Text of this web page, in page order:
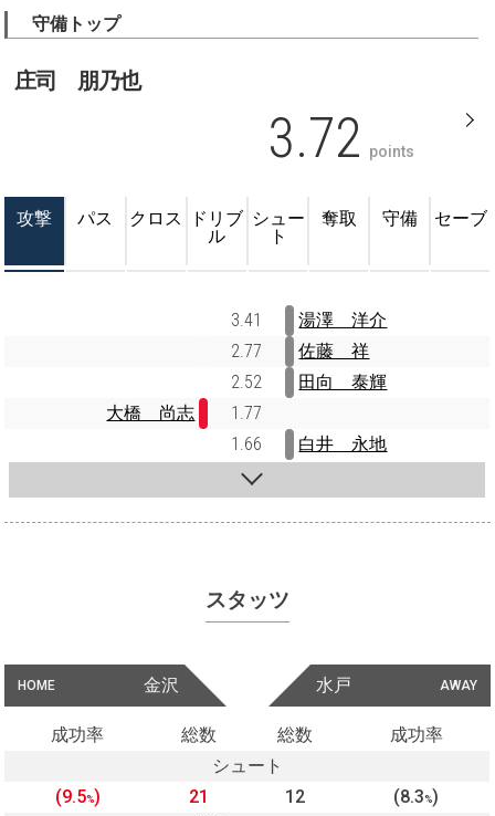
守備トップ
庄司 朋乃也
3.72 points
攻撃 パス クロス
ドリブ
ル
シュー
ト
奪取 守備 セーブ
3.41
湯澤 洋介
2.77
佐藤 祥
2.52
田向 泰輝
大橋 尚志
1.77
1.66
白井 永地
スタッツ
HOME 金沢 AWAY
水戸
成功率 総数 総数
成功率
シュート
(9.5%) 21 12 (8.3%)